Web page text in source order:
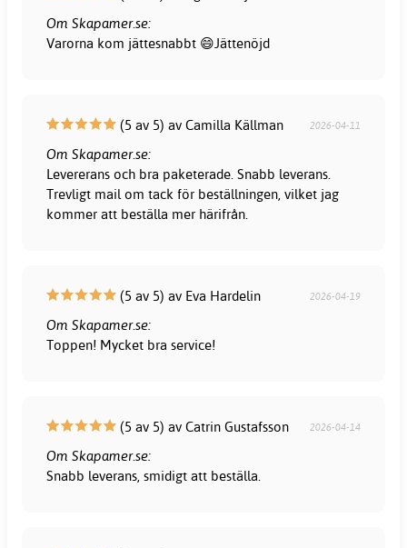
Om Skapamer.se:
Varorna kom jättesnabbt 😄Jättenöjd
(5 av 5) av Camilla Källman 2026-04-11
Om Skapamer.se:
Levererans och bra paketerade. Snabb leverans.
Trevligt mail om tack för beställningen, vilket jag
kommer att beställa mer härifrån.
(5 av 5) av Eva Hardelin 2026-04-19
Om Skapamer.se:
Toppen! Mycket bra service!
(5 av 5) av Catrin Gustafsson 2026-04-14
Om Skapamer.se:
Snabb leverans, smidigt att beställa.